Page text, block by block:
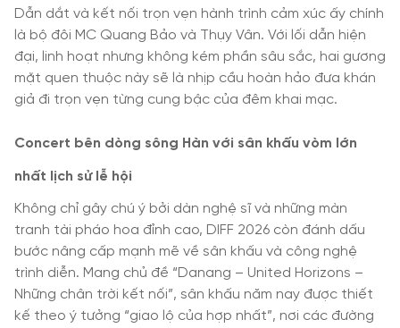
Dẫn dắt và kết nối trọn vẹn hành trình cảm xúc ấy chính
là bộ đôi MC Quang Bảo và Thụy Vân. Với lối dẫn hiện
đại, linh hoạt nhưng không kém phần sâu sắc, hai gương
mặt quen thuộc này sẽ là nhịp cầu hoàn hảo đưa khán
giả đi trọn vẹn từng cung bậc của đêm khai mạc.
Concert bên dòng sông Hàn với sân khấu vòm lớn
nhất lịch sử lễ hội
Không chỉ gây chú ý bởi dàn nghệ sĩ và những màn
tranh tài pháo hoa đỉnh cao, DIFF 2026 còn đánh dấu
bước nâng cấp mạnh mẽ về sân khấu và công nghệ
trình diễn. Mang chủ đề “Danang – United Horizons –
Những chân trời kết nối”, sân khấu năm nay được thiết
kế theo ý tưởng “giao lộ của hợp nhất”, nơi các đường